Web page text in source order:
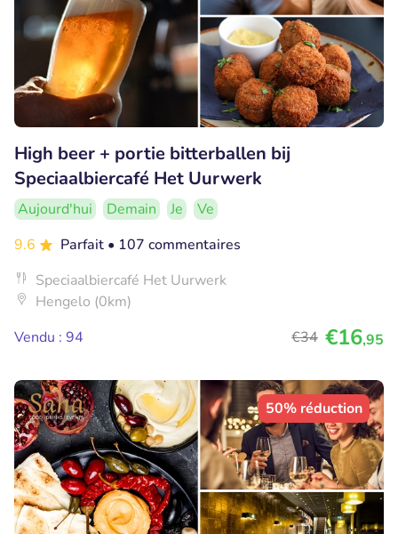
High beer + portie bitterballen bij
Speciaalbiercafé Het Uurwerk
Aujourd'hui Demain Je
Ve
9.6
Parfait • 107 commentaires
Speciaalbiercafé Het Uurwerk
Hengelo (0km)
Vendu : 94
€34 €16,95
50% réduction